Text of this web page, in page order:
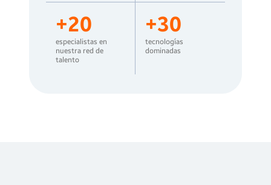
+20
especialistas en
nuestra red de
talento
+30
tecnologías
dominadas